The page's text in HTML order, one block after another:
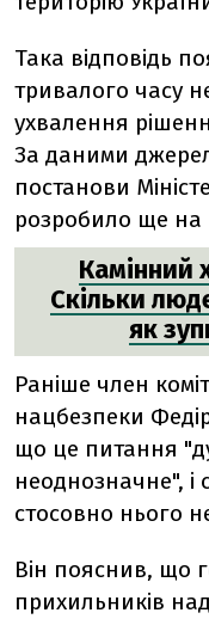
Така відповідь
тривалого часу
ухвалення
За даними
постанови
розробило ще на
Камінний
Скільки
як
Раніше член
нацбезпеки
що це питання
неоднозначне", і
стосовно нього
Він пояснив, що
прихильників